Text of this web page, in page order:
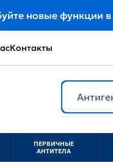
новые функции в
Контакты
ПЕРВИЧНЫЕ
АНТИТЕЛА